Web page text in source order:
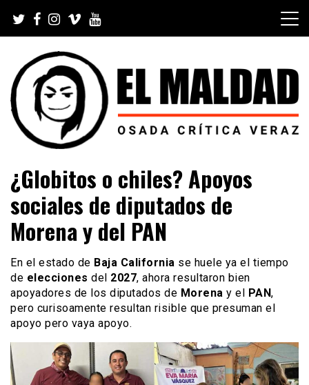
content
El Maldad
Viral y Youtube
¿Globitos o chiles? Apoyos
sociales de diputados de
Morena y del PAN
En el estado de Baja California se huele ya el tiempo
de elecciones del 2027, ahora resultaron bien
apoyadores de los diputados de Morena y el PAN,
pero curisoamente resultan risible que presuman el
apoyo pero vaya apoyo.